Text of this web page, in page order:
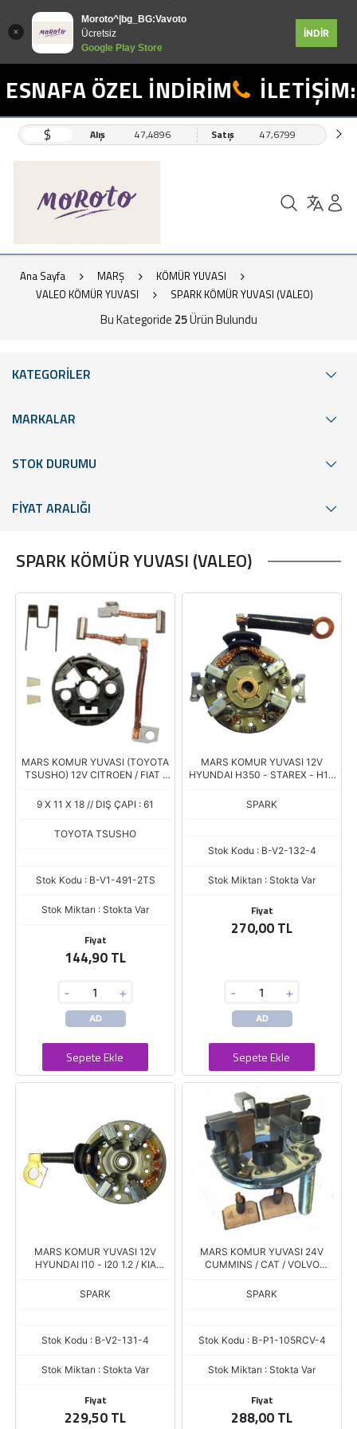
Moroto^|bg_BG:Vavoto
Ücretsiz
Google Play Store
İNDİR
ÖZEL İNDİRİM İLETİŞİM:
$ Alış 47,4896 Satış 47,6799
Ana Sayfa MARŞ
KÖMÜR YUVASI
VALEO KÖMÜR YUVASI
SPARK KÖMÜR YUVASI (VALEO)
Bu Kategoride 25Ürün Bulundu
KATEGORİLER
MARKALAR
STOK DURUMU
FİYAT ARALIĞI
SPARK KÖMÜR YUVASI (VALEO)
MARS KOMUR YUVASI (TOYOTA
TSUSHO) 12V CITROEN / FIAT /
149) (4.5/9 X 11 X 18)
9 X 11 X 18 // DIŞ ÇAPI : 61
TOYOTA TSUSHO
Stok Kodu : B-V1-491-2TS
Stok Miktarı : Stokta Var
Fiyat
144,90 TL
- +
AD
Sepete Ekle
MARS KOMUR YUVASI 12V
HYUNDAI H350 - STAREX - H1 -
SORENTO - SPORTAGE
SPARK
Stok Kodu : B-V2-132-4
Stok Miktarı : Stokta Var
Fiyat
270,00 TL
- +
AD
Sepete Ekle
MARS KOMUR YUVASI 12V
HYUNDAI I10 - I20 1.2 / KIA
SPARK
Stok Kodu : B-V2-131-4
Stok Miktarı : Stokta Var
Fiyat
229,50 TL
MARS KOMUR YUVASI 24V
CUMMINS / CAT / VOLVO
SPARK
Stok Kodu : B-P1-105RCV-4
Stok Miktarı : Stokta Var
Fiyat
288,00 TL